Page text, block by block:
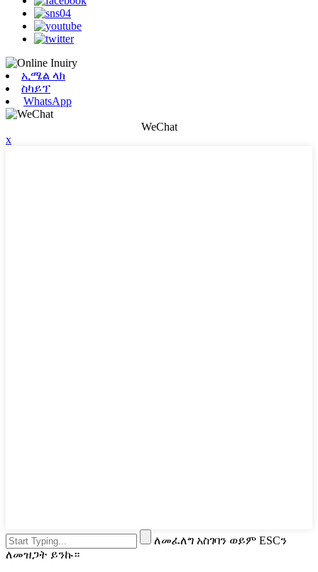
ኢሜል ላክ
ስካይፕ
WhatsApp
WeChat
x
ለመፈለግ አስገባን ወይም ESCን
ለመዝጋት ይንኩ።